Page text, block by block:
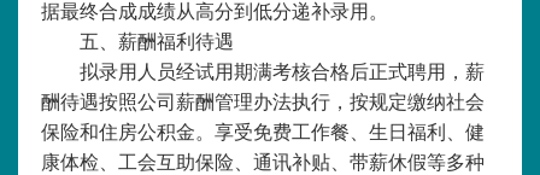
据最终合成成绩从高分到低分递补录用。
五、薪酬福利待遇
拟录用人员经试用期满考核合格后正式聘用，薪
酬待遇按照公司薪酬管理办法执行，按规定缴纳社会
保险和住房公积金。享受免费工作餐、生日福利、健
康体检、工会互助保险、通讯补贴、带薪休假等多种